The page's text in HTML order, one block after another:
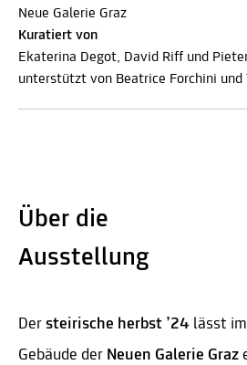
Neue Galerie Graz
Kuratiert von
Ekaterina Degot, David Riff und
unterstützt von Beatrice Forchini und
Über die
Ausstellung
Der steirische herbst ’24 lässt
Gebäude der Neuen Galerie Graz